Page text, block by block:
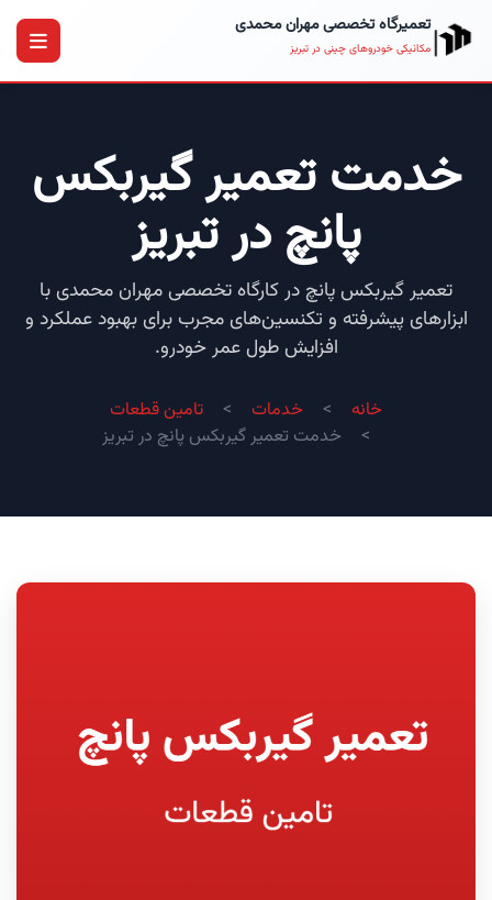
تعمیرگاه تخصصی مهران محمدی
مکانیکی خودروهای چینی در تبریز
خدمت تعمیر گیربکس
پانچ در تبریز
تعمیر گیربکس پانچ در کارگاه تخصصی مهران محمدی با
ابزارهای پیشرفته و تکنسین‌های مجرب برای بهبود عملکرد و
افزایش طول عمر خودرو.
خانه خدمات
تامین قطعات
خدمت تعمیر گیربکس پانچ در تبریز